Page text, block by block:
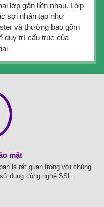
lớp gắn liền nhau. Lớp
sợi nhân tạo như
và thường bao gồm
duy trì cấu trúc của
mật
là rất quan trọng với chúng
dụng công nghệ SSL.